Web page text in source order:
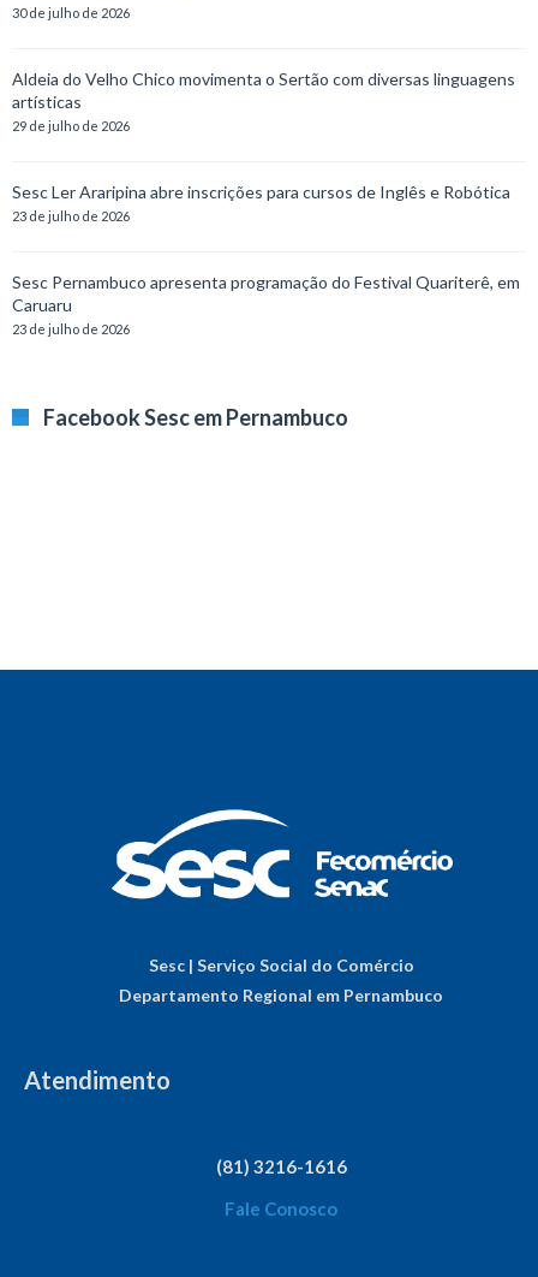
30 de julho de 2026
Aldeia do Velho Chico movimenta o Sertão com diversas linguagens
artísticas
29 de julho de 2026
Sesc Ler Araripina abre inscrições para cursos de Inglês e Robótica
23 de julho de 2026
Sesc Pernambuco apresenta programação do Festival Quariterê, em
Caruaru
23 de julho de 2026
Facebook Sesc em Pernambuco
Sesc | Serviço Social do Comércio
Departamento Regional em Pernambuco
Atendimento
(81) 3216-1616
Fale Conosco